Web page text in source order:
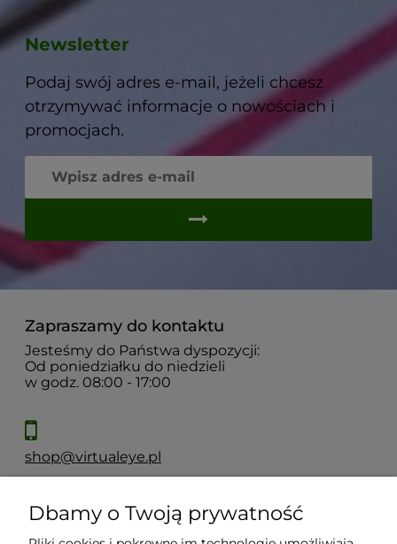
Newsletter
Podaj swój adres e-mail, jeżeli chcesz
otrzymywać informacje o nowościach i
promocjach.
Zapraszamy do kontaktu
Jesteśmy do Państwa dyspozycji:
Od poniedziałku do niedzieli
w godz. 08:00 - 17:00
shop@virtualeye.pl
Moje konto
Dbamy o Twoją prywatność